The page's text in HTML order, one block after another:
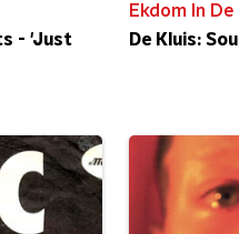
- 'Just
Ekdom In
De Kluis: